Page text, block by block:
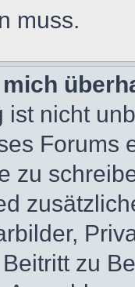
muss.
ist nicht
Forums
zu
zu